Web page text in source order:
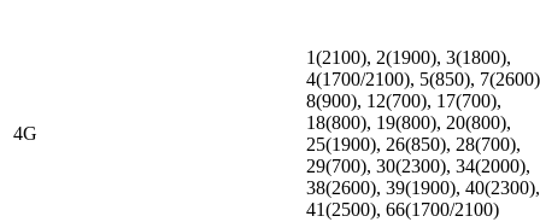
4G
1(2100), 2(1900), 3(1800),
4(1700/2100), 5(850),
8(900), 12(700), 17(700),
18(800), 19(800), 20(800),
25(1900), 26(850), 28(700),
29(700), 30(2300), 34(2000),
38(2600), 39(1900), 40(2300),
41(2500), 66(1700/2100)